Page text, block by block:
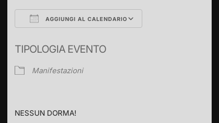
AGGIUNGI AL CALENDARIO
TIPOLOGIA EVENTO
Manifestazioni
NESSUN DORMA!